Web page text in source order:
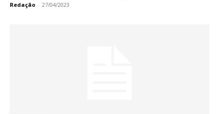
Redação - 27/04/2023